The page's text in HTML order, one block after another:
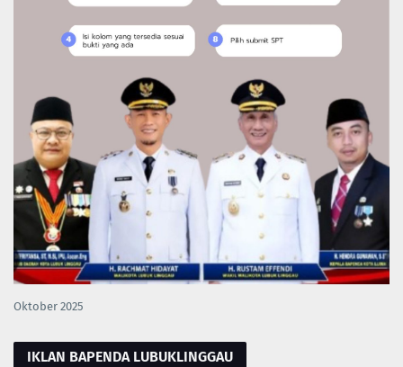
Oktober 2025
IKLAN BAPENDA LUBUKLINGGAU